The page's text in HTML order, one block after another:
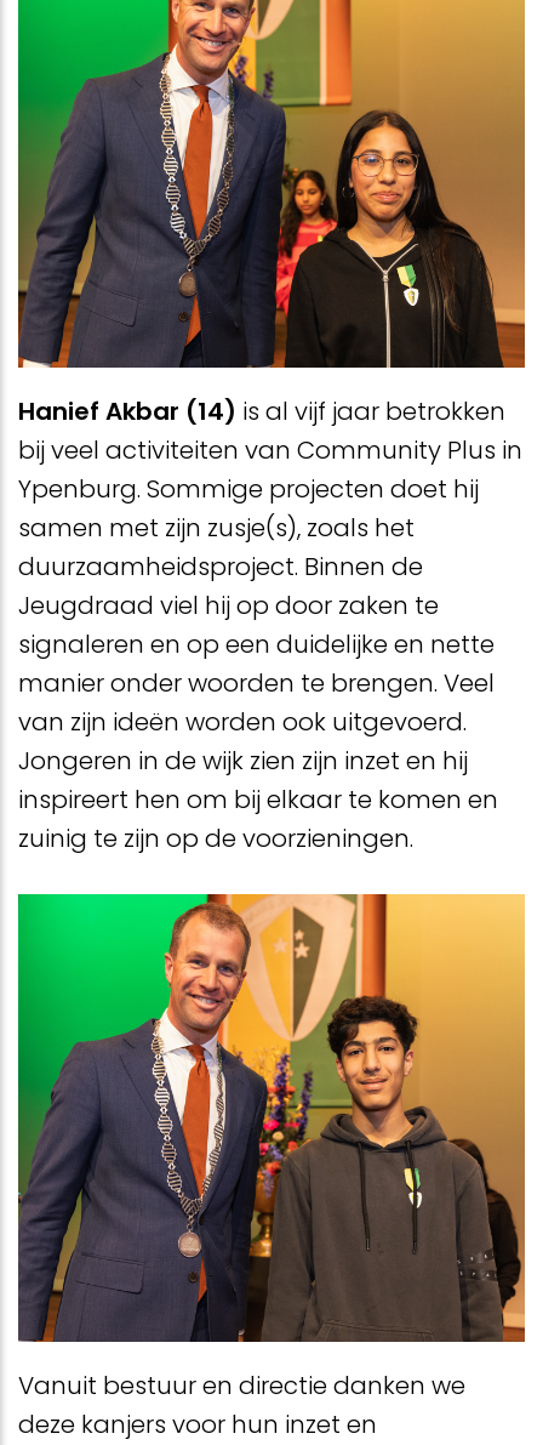
Hanief Akbar (14) is al vijf jaar betrokken
bij veel activiteiten van Community Plus in
Ypenburg. Sommige projecten doet hij
samen met zijn zusje(s), zoals het
duurzaamheidsproject. Binnen de
Jeugdraad viel hij op door zaken te
signaleren en op een duidelijke en nette
manier onder woorden te brengen. Veel
van zijn ideën worden ook uitgevoerd.
Jongeren in de wijk zien zijn inzet en hij
inspireert hen om bij elkaar te komen en
zuinig te zijn op de voorzieningen.
Vanuit bestuur en directie danken we
deze kanjers voor hun inzet en